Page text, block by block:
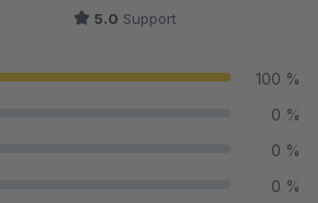
5.0 Support
100 %
0 %
0 %
0 %